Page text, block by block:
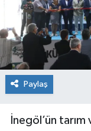
Paylaş
İnegöl’ün tarım